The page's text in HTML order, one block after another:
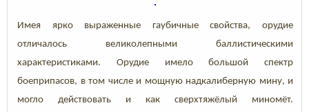
Имея ярко выраженные гаубичные свойства, орудие
отличалось великолепными баллистическими
характеристиками. Орудие имело большой спектр
боеприпасов, в том числе и мощную надкалиберную мину, и
могло действовать и как сверхтяжёлый миномёт.